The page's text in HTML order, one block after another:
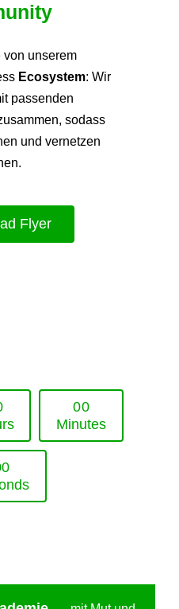
von unserem
Ecosystem: Wir
passenden
sodass
und vernetzen
Flyer
00
Minutes
0